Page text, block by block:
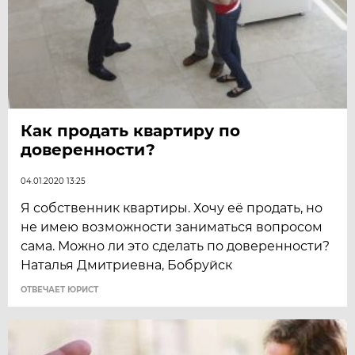
Как продать квартиру по
доверенности?
04.01.2020 13:25
Я собственник квартиры. Хочу её продать, но
не имею возможности заниматься вопросом
сама. Можно ли это сделать по доверенности?
Наталья Дмитриевна, Бобруйск
ОТВЕЧАЕТ ЮРИСТ